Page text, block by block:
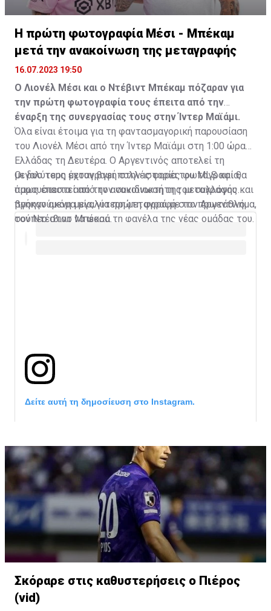
Η πρώτη φωτογραφία Μέσι - Μπέκαμ
μετά την ανακοίνωση της μεταγραφής
16.07.2023 19:50
Ο Λιονέλ Μέσι και ο Ντέβιντ Μπέκαμ πόζαραν για
την πρώτη φωτογραφία τους έπειτα από την
έναρξη της συνεργασίας τους στην Ίντερ Μαϊάμι.
Όλα είναι έτοιμα για τη φαντασμαγορική παρουσίαση
του Λιονέλ Μέσι από την Ίντερ Μαϊάμι στη 1:00 ώρα
Ελλάδας τη Δευτέρα. Ο Αργεντινός αποτελεί τη
μεγαλύτερη μεταγραφή στην ιστορία του MLS και θα
παρουσιαστεί από τον συνιδιοκτήτη του συλλόγου και
προηγούμενη μεγαλύτερη μεταγραφή στο πρωτάθλημα,
τον Ντέιβιντ Μπέκαμ.
Οι δυο τους έχουν βγει πολλές φορές φωτογραφία,
όμως έπειτα από την ανακοίνωση της μεταγραφής
βγήκαν ακόμα μία, για πρώτη φορά με τον Αργεντινό
σούπερ σταρ να φορά τη φανέλα της νέας ομάδας του.
Δείτε αυτή τη δημοσίευση στο Instagram.
Η δημοσίευση κοινοποιήθηκε από το χρήστη David Beckham
Σκόραρε στις καθυστερήσεις ο Πιέρος
(vid)